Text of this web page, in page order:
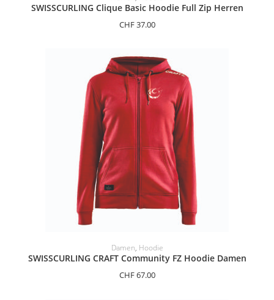
SWISSCURLING Clique Basic Hoodie Full Zip Herren
CHF37.00
OPTIONEN AUSWÄHLEN
Damen, Hoodie
SWISSCURLING CRAFT Community FZ Hoodie Damen
CHF67.00